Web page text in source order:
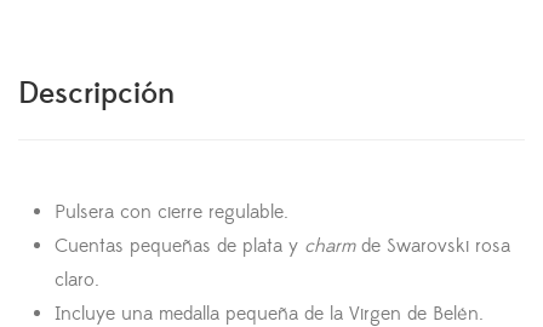
Descripción
Pulsera con cierre regulable.
Cuentas pequeñas de plata y charmde Swarovski rosa
claro.
Incluye una medalla pequeña de la Virgen de Belén.